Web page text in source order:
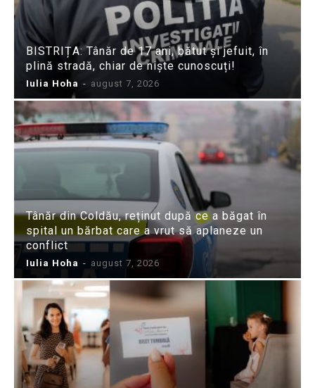
BISTRIȚA: Tânăr de 17 ani, bătut și jefuit, în
plină stradă, chiar de niște cunoscuți!
Iulia Hoha - august 7, 2026
Tânăr din Coldău, reținut după ce a băgat în
spital un bărbat care a vrut să aplaneze un
conflict
Iulia Hoha - august 7, 2026